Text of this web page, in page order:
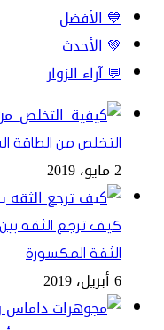
💙 الأفضل
💚 الأحدث
💬 آراء الزوار
التخلص من الطاقة
2 مايو، 2019
كيف ترجع الثقه بين
الثقة المكسورة
6 أبريل، 2019